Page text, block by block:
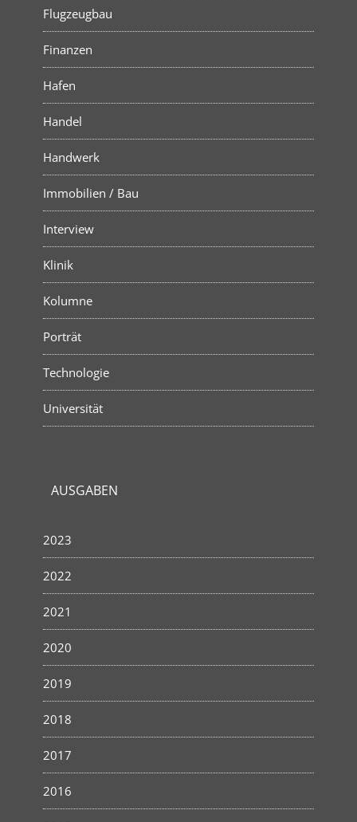
Flugzeugbau
Finanzen
Hafen
Handel
Handwerk
Immobilien / Bau
Interview
Klinik
Kolumne
Porträt
Technologie
Universität
AUSGABEN
2023
2022
2021
2020
2019
2018
2017
2016